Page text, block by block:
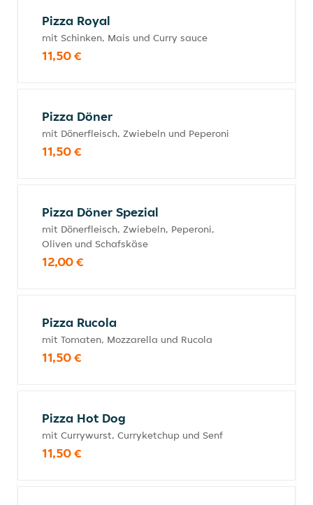
Pizza Royal
mit Schinken, Mais und Curry sauce
11,50 €
Pizza Döner
mit Dönerfleisch, Zwiebeln und Peperoni
11,50 €
Pizza Döner Spezial
mit Dönerfleisch, Zwiebeln, Peperoni,
Oliven und Schafskäse
12,00 €
Pizza Rucola
mit Tomaten, Mozzarella und Rucola
11,50 €
Pizza Hot Dog
mit Currywurst, Curryketchup und Senf
11,50 €